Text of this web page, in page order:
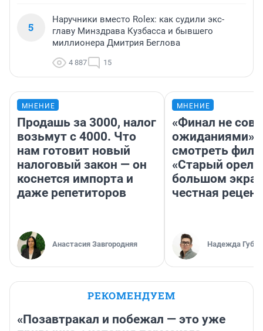
5
Наручники вместо Rolex: как судили экс-
главу Минздрава Кузбасса и бывшего
миллионера Дмитрия Беглова
4 887 15
МНЕНИЕ
Продашь за 3000, налог
возьмут с 4000. Что
нам готовит новый
налоговый закон — он
коснется импорта и
даже репетиторов
Анастасия Завгородняя
МНЕНИЕ
«Финал не
ожиданиями»:
смотреть
«Старый орел»
большом
честная
Надежда
РЕКОМЕНДУЕМ
«Позавтракал и побежал — это уже